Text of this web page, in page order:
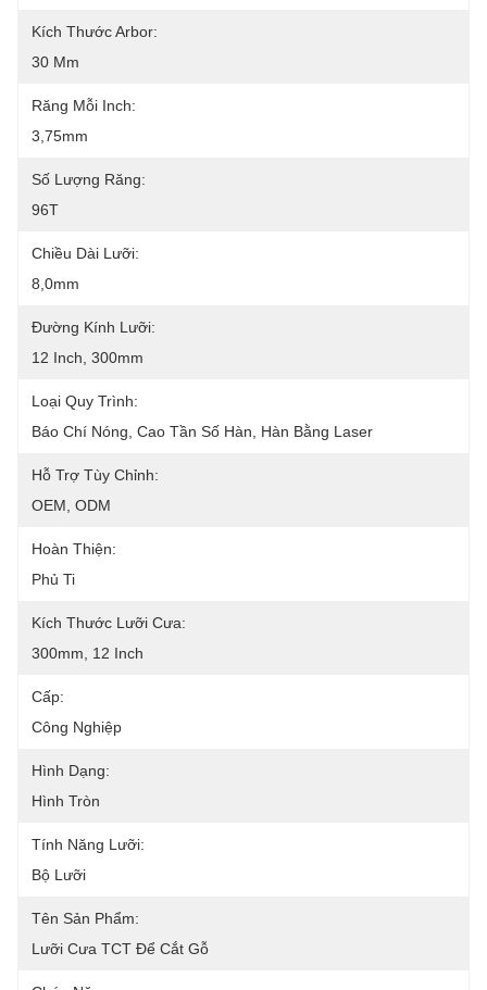
Kích Thước Arbor:
30 Mm
Răng Mỗi Inch:
3,75mm
Số Lượng Răng:
96T
Chiều Dài Lưỡi:
8,0mm
Đường Kính Lưỡi:
12 Inch, 300mm
Loại Quy Trình:
Báo Chí Nóng, Cao Tần Số Hàn, Hàn Bằng Laser
Hỗ Trợ Tùy Chỉnh:
OEM, ODM
Hoàn Thiện:
Phủ Ti
Kích Thước Lưỡi Cưa:
300mm, 12 Inch
Cấp:
Công Nghiệp
Hình Dạng:
Hình Tròn
Tính Năng Lưỡi:
Bộ Lưỡi
Tên Sản Phẩm:
Lưỡi Cưa TCT Để Cắt Gỗ